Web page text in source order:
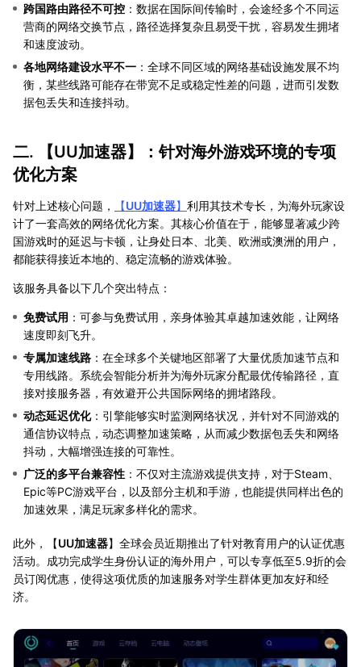
跨国路由路径不可控 ：数据在国际间传输时，会途经多个不同运
营商的网络交换节点，路径选择复杂且易受干扰，容易发生拥堵
和速度波动。
各地网络建设水平不一 ：全球不同区域的网络基础设施发展不均
衡，某些线路可能存在带宽不足或稳定性差的问题，进而引发数
据包丢失和连接抖动。
二. 【UU加速器】：针对海外游戏环境的专项
优化方案
针对上述核心问题， 【UU加速器】 利用其技术专长，为海外玩家设
计了一套高效的网络优化方案。其核心价值在于，能够显著减少跨
国游戏时的延迟与卡顿，让身处日本、北美、欧洲或澳洲的用户，
都能获得接近本地的、稳定流畅的游戏体验。
该服务具备以下几个突出特点：
免费试用 ：可参与免费试用，亲身体验其卓越加速效能，让网络
速度即刻飞升。
专属加速线路 ：在全球多个关键地区部署了大量优质加速节点和
专用线路。系统会智能分析并为海外玩家分配最优传输路径，直
接对接服务器，有效避开公共国际网络的拥堵路段。
动态延迟优化：引擎能够实时监测网络状况，并针对不同游戏的
通信协议特点，动态调整加速策略，从而减少数据包丢失和网络
抖动，大幅增强连接的可靠性。
广泛的多平台兼容性 ：不仅对主流游戏提供支持，对于Steam、
Epic等PC游戏平台，以及部分主机和手游，也能提供同样出色的
加速效果，满足玩家多样化的需求。
此外，【UU加速器】全球会员近期推出了针对教育用户的认证优惠
活动。成功完成学生身份认证的海外用户，可以专享低至5.9折的会
员订阅优惠，使得这项优质的加速服务对学生群体更加友好和经
济。